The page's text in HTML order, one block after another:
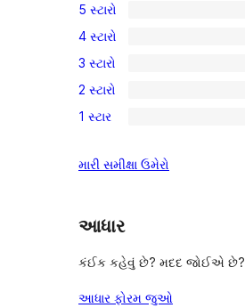
9
5-
સ્ટાર
સમીક્ષાઓ
5 સ્ટારો
0
4-
સ્ટાર
સમીક્ષાઓ
4 સ્ટારો
0
3-
સ્ટાર
3 સ્ટારો
0
2-
સમીક્ષાઓ
2 સ્ટારો
0
સ્ટાર
1 સ્ટાર
મારી સમીક્ષા ઉમેરો
આધાર
કંઈક કહેવું છે? મદદ જોઈએ છે?
આધાર ફોરમ જુઓ